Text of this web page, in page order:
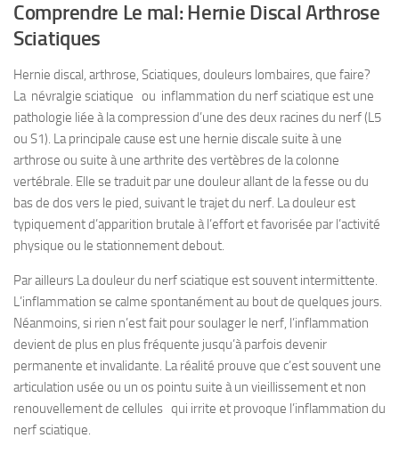
Comprendre Le mal: Hernie Discal Arthrose
Sciatiques
Hernie discal, arthrose, Sciatiques, douleurs lombaires, que faire?
La névralgie sciatique ou inflammation du nerf sciatique est une
pathologie liée à la compression d’une des deux racines du nerf (L5
ou S1). La principale cause est une hernie discale suite à une
arthrose ou suite à une arthrite des vertèbres de la colonne
vertébrale. Elle se traduit par une douleur allant de la fesse ou du
bas de dos vers le pied, suivant le trajet du nerf. La douleur est
typiquement d’apparition brutale à l’effort et favorisée par l’activité
physique ou le stationnement debout.
Par ailleurs La douleur du nerf sciatique est souvent intermittente.
L’inflammation se calme spontanément au bout de quelques jours.
Néanmoins, si rien n’est fait pour soulager le nerf, l’inflammation
devient de plus en plus fréquente jusqu’à parfois devenir
permanente et invalidante. La réalité prouve que c’est souvent une
articulation usée ou un os pointu suite à un vieillissement et non
renouvellement de cellules qui irrite et provoque l’inflammation du
nerf sciatique.